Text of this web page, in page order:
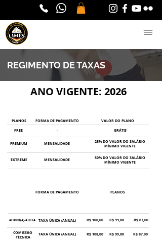
REGIMENTO DE TAXAS
ANO VIGENTE: 2026
PLANOS
FORMA DE PAGAMENTO VALOR DO PLANO
FREE - GRÁTIS
PREMIUM MENSALIDADE
25% DO VALOR DO SALÁRIO
MÍNIMO VIGENTE
EXTREME MENSALIDADE
50% DO VALOR DO SALÁRIO
MÍNIMO VIGENTE
FORMA DE PAGAMENTO
PLANOS
ALUNO(A)/ATLETA TAXA ÚNICA (ANUAL) R$ 108,00 R$ 99,00 R$ 87,00
COMISSÃO
TÉCNICA
TAXA ÚNICA (ANUAL) R$ 108,00 R$ 99,00 R$ 87,00